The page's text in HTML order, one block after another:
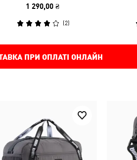
1 290,00 ₴
(2)
ПРИ ОПЛАТІ ОНЛАЙН